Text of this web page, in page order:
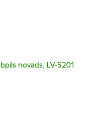
novads, LV-5201